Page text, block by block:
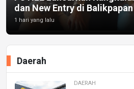
dan New Entry di Balikpapan
1 hari yang lalu
Daerah
DAERAH